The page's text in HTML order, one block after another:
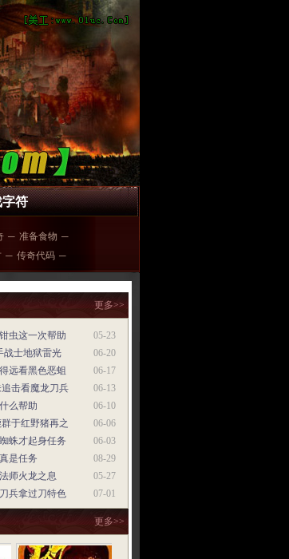
符
─ 准备食物 ─
─ 传奇代码 ─
更多>>
05-23
虫这一次帮助
06-20
战士地狱雷光
06-17
远看黑色恶蛆
06-13
击看魔龙刀兵
06-10
么帮助
06-06
于红野猪再之
06-03
蛛才起身任务
08-29
是任务
05-27
师火龙之息
07-01
兵拿过刀特色
更多>>